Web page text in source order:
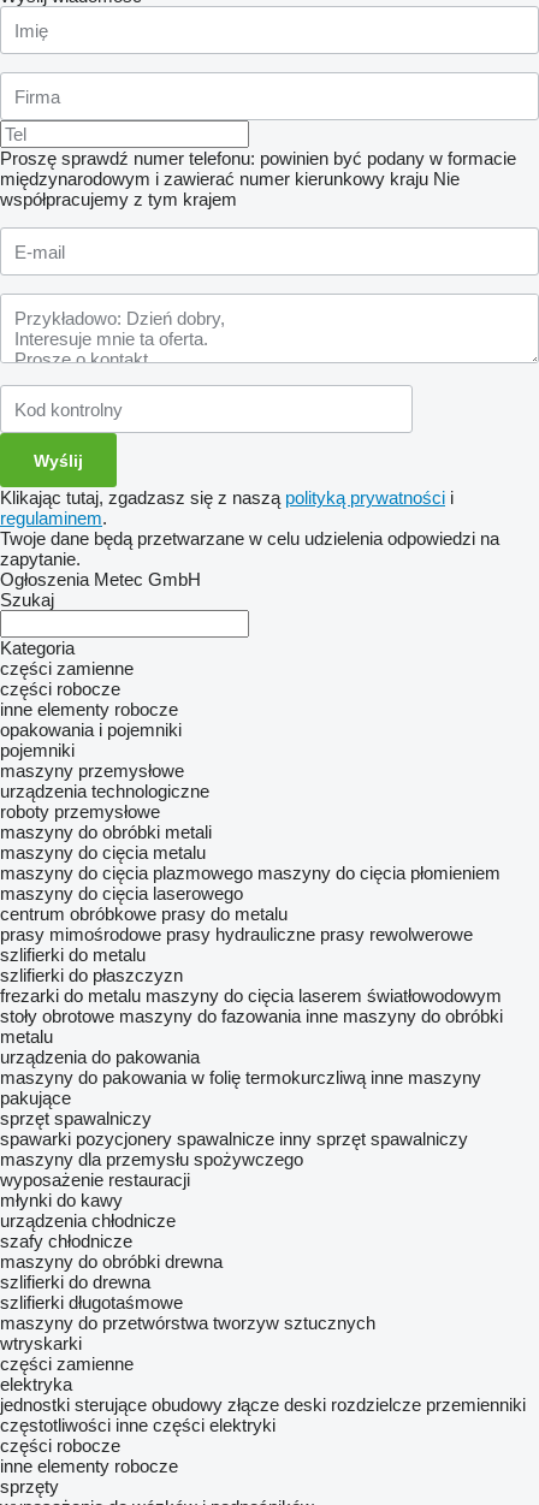
Proszę sprawdź numer telefonu: powinien być podany w formacie
międzynarodowym i zawierać numer kierunkowy kraju Nie
współpracujemy z tym krajem
Klikając tutaj, zgadzasz się z naszą polityką prywatności i
regulaminem.
Twoje dane będą przetwarzane w celu udzielenia odpowiedzi na
zapytanie.
Ogłoszenia Metec GmbH
Szukaj
Kategoria
części zamienne
części robocze
inne elementy robocze
opakowania i pojemniki
pojemniki
maszyny przemysłowe
urządzenia technologiczne
roboty przemysłowe
maszyny do obróbki metali
maszyny do cięcia metalu
maszyny do cięcia plazmowego maszyny do cięcia płomieniem
maszyny do cięcia laserowego
centrum obróbkowe prasy do metalu
prasy mimośrodowe prasy hydrauliczne prasy rewolwerowe
szlifierki do metalu
szlifierki do płaszczyzn
frezarki do metalu maszyny do cięcia laserem światłowodowym
stoły obrotowe maszyny do fazowania inne maszyny do obróbki
metalu
urządzenia do pakowania
maszyny do pakowania w folię termokurczliwą inne maszyny
pakujące
sprzęt spawalniczy
spawarki pozycjonery spawalnicze inny sprzęt spawalniczy
maszyny dla przemysłu spożywczego
wyposażenie restauracji
młynki do kawy
urządzenia chłodnicze
szafy chłodnicze
maszyny do obróbki drewna
szlifierki do drewna
szlifierki długotaśmowe
maszyny do przetwórstwa tworzyw sztucznych
wtryskarki
części zamienne
elektryka
jednostki sterujące obudowy złącze deski rozdzielcze przemienniki
częstotliwości inne części elektryki
części robocze
inne elementy robocze
sprzęty